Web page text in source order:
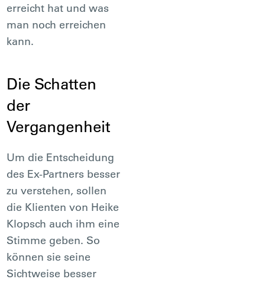
erreicht hat und was
man noch erreichen
kann.
Die Schatten
der
Vergangenheit
Um die Entscheidung
des Ex-Partners besser
zu verstehen, sollen
die Klienten von Heike
Klopsch auch ihm eine
Stimme geben. So
können sie seine
Sichtweise besser